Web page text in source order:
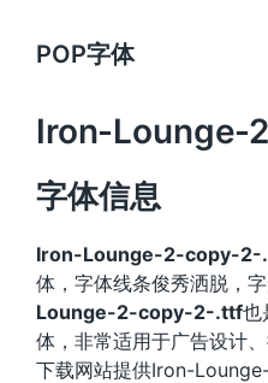
POP字体
Iron-
字体信息
Iron-Lounge-2-copy-
体，字体线条俊秀洒脱，字
Lounge-2-copy-2-.ttf也
体，非常适用于广告设计、
下载网站提供Iron-